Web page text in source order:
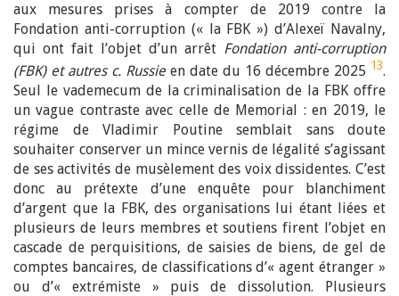
aux mesures prises à compter de 2019 contre la
Fondation anti-corruption (« la FBK ») d’Alexeï Navalny,
qui ont fait l’objet d’un arrêt Fondation anti-corruption
(FBK) et autres c. Russieen date du 16 décembre 2025 13.
Seul le vademecum de la criminalisation de la FBK offre
un vague contraste avec celle de Memorial : en 2019, le
régime de Vladimir Poutine semblait sans doute
souhaiter conserver un mince vernis de légalité s’agissant
de ses activités de musèlement des voix dissidentes. C’est
donc au prétexte d’une enquête pour blanchiment
d’argent que la FBK, des organisations lui étant liées et
plusieurs de leurs membres et soutiens firent l’objet en
cascade de perquisitions, de saisies de biens, de gel de
comptes bancaires, de classifications d’« agent étranger »
ou d’« extrémiste » puis de dissolution. Plusieurs